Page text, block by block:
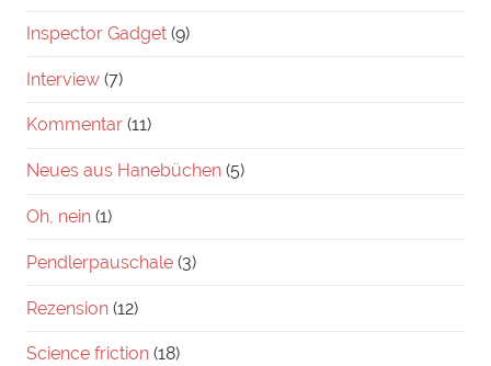
Inspector Gadget (9)
Interview (7)
Kommentar (11)
Neues aus Hanebüchen (5)
Oh, nein (1)
Pendlerpauschale (3)
Rezension (12)
Science friction (18)